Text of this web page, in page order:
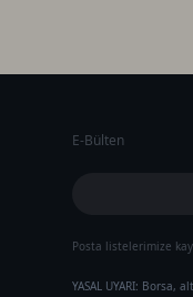
E-Bülten
Posta listelerimize
YASAL UYARI: